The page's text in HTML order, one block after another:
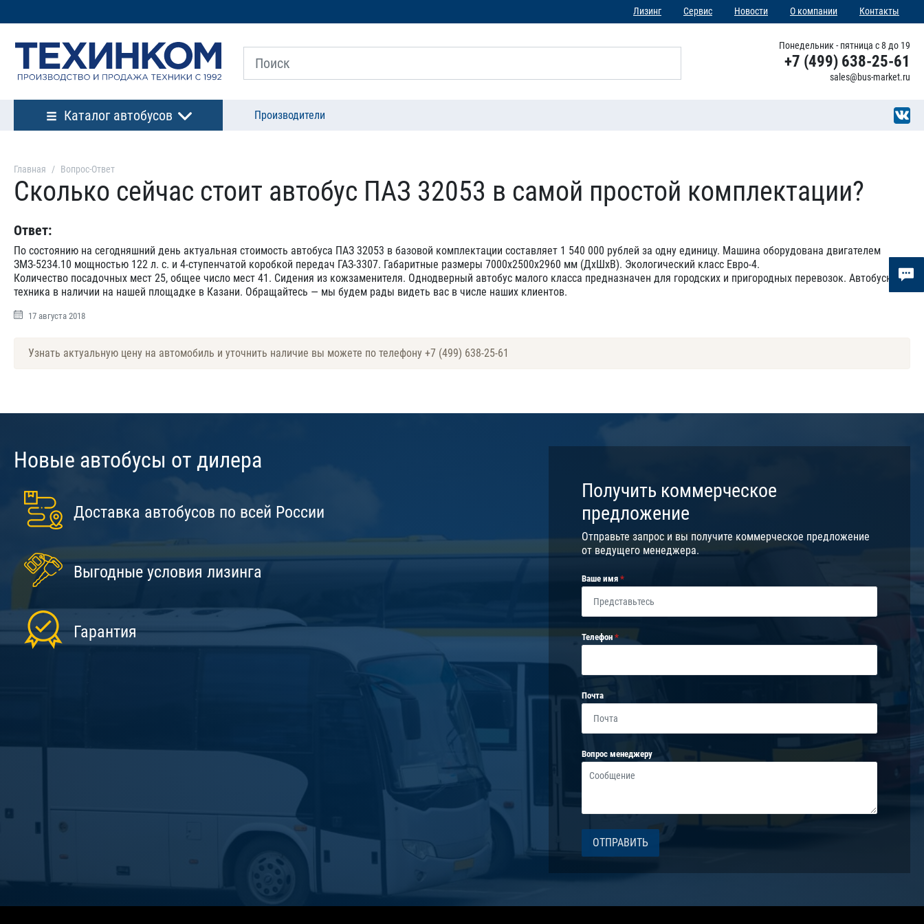
Лизинг Сервис Новости О компании Контакты
Понедельник - пятница с 8 до 19
+7 (499) 638-25-61
sales@bus-market.ru
Каталог автобусов Производители
Главная Вопрос-Ответ
Сколько сейчас стоит автобус ПАЗ 32053 в самой простой комплектации?
Ответ:
По состоянию на сегодняшний день актуальная стоимость автобуса ПАЗ 32053 в базовой комплектации составляет 1 540 000 рублей за одну единицу. Машина оборудована двигателем
ЗМЗ-5234.10 мощностью 122 л. с. и 4-ступенчатой коробкой передач ГАЗ-3307. Габаритные размеры 7000х2500х2960 мм (ДхШхВ). Экологический класс Евро-4.
Количество посадочных мест 25, общее число мест 41. Сидения из кожзаменителя. Однодверный автобус малого класса предназначен для городских и пригородных перевозок. Автобусная
техника в наличии на нашей площадке в Казани. Обращайтесь — мы будем рады видеть вас в числе наших клиентов.
17 августа 2018
Узнать актуальную цену на автомобиль и уточнить наличие вы можете по телефону +7 (499) 638-25-61
Новые автобусы от дилера
Доставка автобусов по всей России
Выгодные условия лизинга
Гарантия
Получить коммерческое
предложение
Отправьте запрос и вы получите коммерческое предложение
от ведущего менеджера.
Ваше имя
Телефон
Почта
Вопрос менеджеру